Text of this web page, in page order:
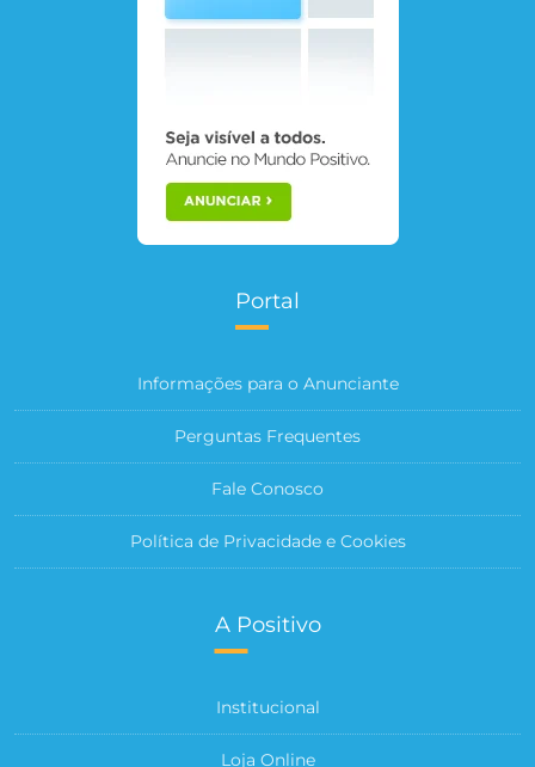
Portal
Informações para o Anunciante
Perguntas Frequentes
Fale Conosco
Política de Privacidade e Cookies
A Positivo
Institucional
Loja Online